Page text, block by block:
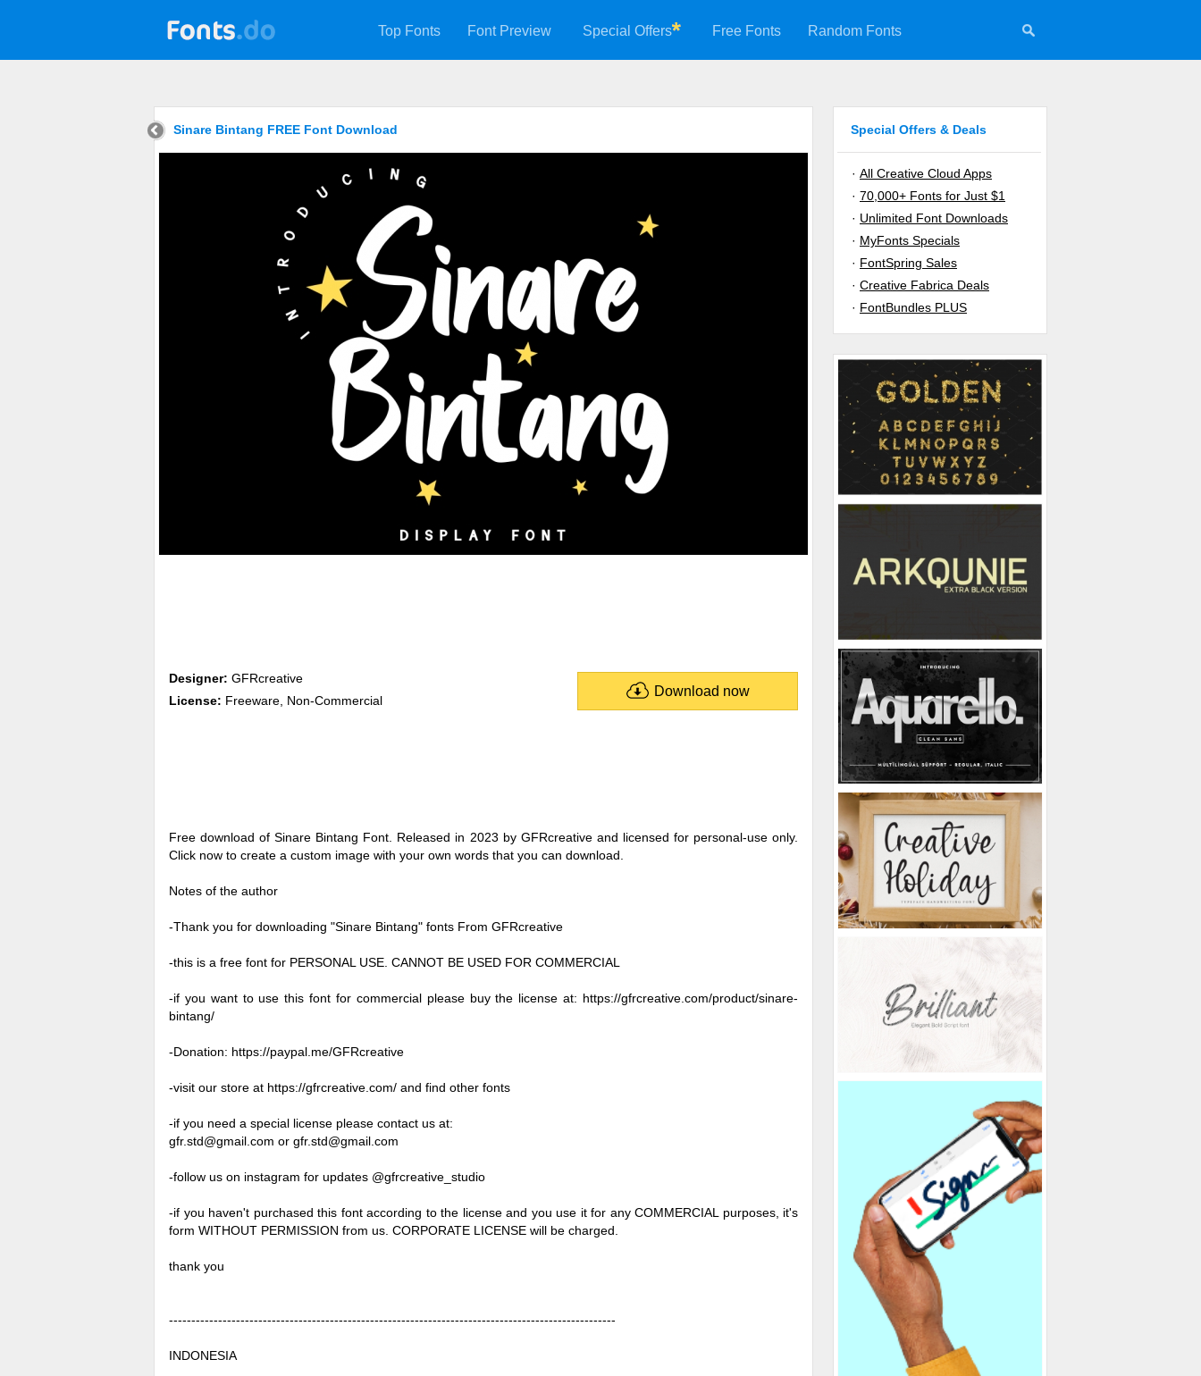
Top Fonts Font Preview Special Offers Free Fonts Random Fonts
Sinare Bintang FREE Font Download
Download now
Designer: GFRcreative
License: Freeware, Non-Commercial
Free download of Sinare Bintang Font. Released in 2023 by GFRcreative and licensed for personal-use only.
Click now to create a custom image with your own words that you can download.
Notes of the author
-Thank you for downloading "Sinare Bintang" fonts From GFRcreative
-this is a free font for PERSONAL USE. CANNOT BE USED FOR COMMERCIAL
-if you want to use this font for commercial please buy the license at: https://gfrcreative.com/product/sinare-
bintang/
-Donation: https://paypal.me/GFRcreative
-visit our store at https://gfrcreative.com/ and find other fonts
-if you need a special license please contact us at:
gfr.std@gmail.com or gfr.std@gmail.com
-follow us on instagram for updates @gfrcreative_studio
-if you haven't purchased this font according to the license and you use it for any COMMERCIAL purposes, it's
form WITHOUT PERMISSION from us. CORPORATE LICENSE will be charged.
thank you
----------------------------------------------------------------------------------------------------
INDONESIA
Special Offers & Deals
· All Creative Cloud Apps
· 70,000+ Fonts for Just $1
· Unlimited Font Downloads
· MyFonts Specials
· FontSpring Sales
· Creative Fabrica Deals
· FontBundles PLUS